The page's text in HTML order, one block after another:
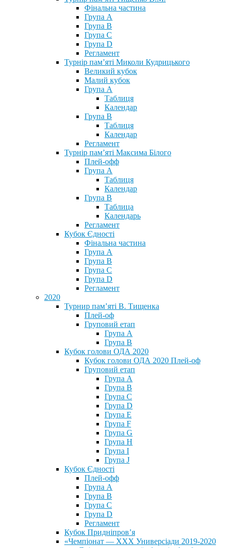
Фінальна частина
Група А
Група В
Група С
Група D
Регламент
Турнір пам’яті Миколи Кудрицького
Великий кубок
Малий кубок
Група А
Таблиця
Календар
Група В
Таблиця
Календар
Регламент
Турнір пам’яті Максима Білого
Плей-офф
Група А
Таблиця
Календар
Група В
Таблица
Календарь
Регламент
Кубок Єдності
Фінальна частина
Група А
Група В
Група С
Група D
Регламент
2020
Турнир пам’яті В. Тищенка
Плей-оф
Груповий етап
Група А
Група В
Кубок голови ОДА 2020
Кубок голови ОДА 2020 Плей-оф
Груповий етап
Група A
Група B
Група C
Група D
Група E
Група F
Група G
Група H
Група I
Група J
Кубок Єдності
Плей-офф
Група А
Група В
Група С
Група D
Регламент
Кубок Придніпров’я
«Чемпіонат — ХХХ Универсіади 2019-2020